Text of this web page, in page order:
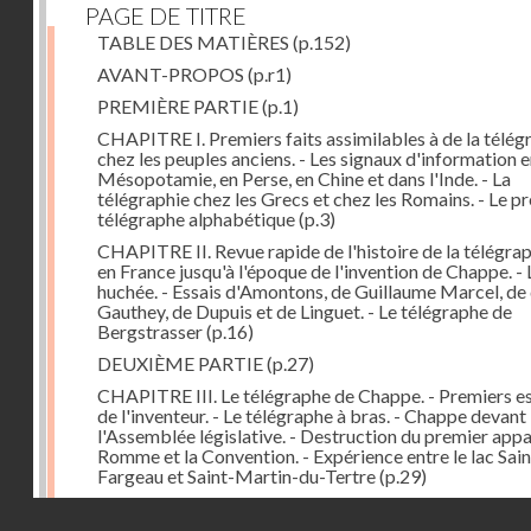
PAGE DE TITRE
TABLE DES MATIÈRES (p.152)
AVANT-PROPOS (p.r1)
PREMIÈRE PARTIE(p.1)
CHAPITRE I. Premiers faits assimilables à de la
chez les peuples anciens. - Les signaux d'information
Mésopotamie, en Perse, en Chine et dans l'Inde. - La
télégraphie chez les Grecs et chez les Romains. - Le
télégraphe alphabétique(p.3)
CHAPITRE II. Revue rapide de l'histoire de la
en France jusqu'à l'époque de l'invention de Chappe. -
huchée. - Essais d'Amontons, de Guillaume Marcel,
Gauthey, de Dupuis et de Linguet. - Le télégraphe de
Bergstrasser(p.16)
DEUXIÈME PARTIE(p.27)
CHAPITRE III. Le télégraphe de Chappe. - Premiers
de l'inventeur. - Le télégraphe à bras. - Chappe devant
l'Assemblée législative. - Destruction du premier
Romme et la Convention. - Expérience entre le lac
Fargeau et Saint-Martin-du-Tertre(p.29)